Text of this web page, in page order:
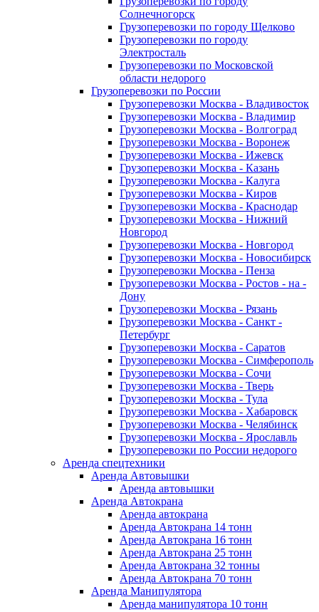
Солнечногорск
Грузоперевозки по городу Щелково
Грузоперевозки по городу
Электросталь
Грузоперевозки по Московской
области недорого
Грузоперевозки по России
Грузоперевозки Москва - Владивосток
Грузоперевозки Москва - Владимир
Грузоперевозки Москва - Волгоград
Грузоперевозки Москва - Воронеж
Грузоперевозки Москва - Ижевск
Грузоперевозки Москва - Казань
Грузоперевозки Москва - Калуга
Грузоперевозки Москва - Киров
Грузоперевозки Москва - Краснодар
Грузоперевозки Москва - Нижний
Новгород
Грузоперевозки Москва - Новгород
Грузоперевозки Москва - Новосибирск
Грузоперевозки Москва - Пенза
Грузоперевозки Москва - Ростов - на -
Дону
Грузоперевозки Москва - Рязань
Грузоперевозки Москва - Санкт -
Петербург
Грузоперевозки Москва - Саратов
Грузоперевозки Москва - Симферополь
Грузоперевозки Москва - Сочи
Грузоперевозки Москва - Тверь
Грузоперевозки Москва - Тула
Грузоперевозки Москва - Хабаровск
Грузоперевозки Москва - Челябинск
Грузоперевозки Москва - Ярославль
Грузоперевозки по России недорого
Аренда спецтехники
Аренда Автовышки
Аренда автовышки
Аренда Автокрана
Аренда автокрана
Аренда Автокрана 14 тонн
Аренда Автокрана 16 тонн
Аренда Автокрана 25 тонн
Аренда Автокрана 32 тонны
Аренда Автокрана 70 тонн
Аренда Манипулятора
Аренда манипулятора 10 тонн